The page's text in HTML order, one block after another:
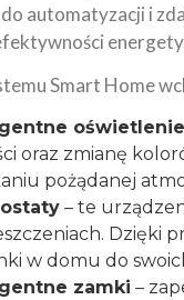
automatyzacji i
Smart Home
oświetlenie
oraz zmianę
pożądanej
– te
Dzięki
w domu do
zamki –